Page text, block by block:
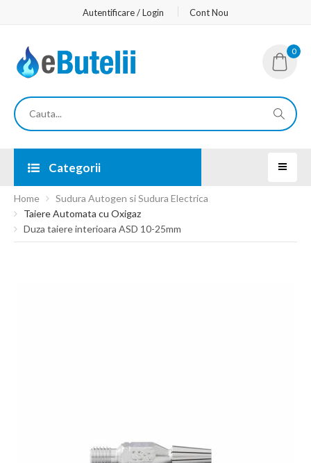
Autentificare / Login Cont Nou
0
Categorii
Home
Sudura Autogen si Sudura Electrica
Taiere Automata cu Oxigaz
Duza taiere interioara ASD 10-25mm